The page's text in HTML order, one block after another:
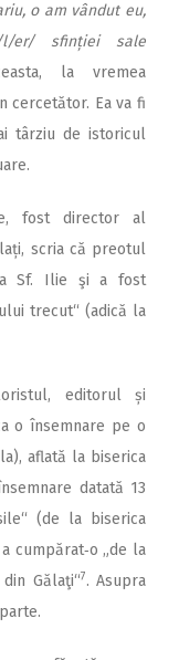
o am vândut eu,
er/ sfinției sale
la vremea
cercetător. Ea va fi
târziu de istoricul
fost director al
scria că preotul
Sf. Ilie şi a fost
trecut“ (adică la
editorul și
o însemnare pe o
aflată la biserica
datată 13
(de la biserica
cumpărat‑o „de la
Gălaţi“7. Asupra